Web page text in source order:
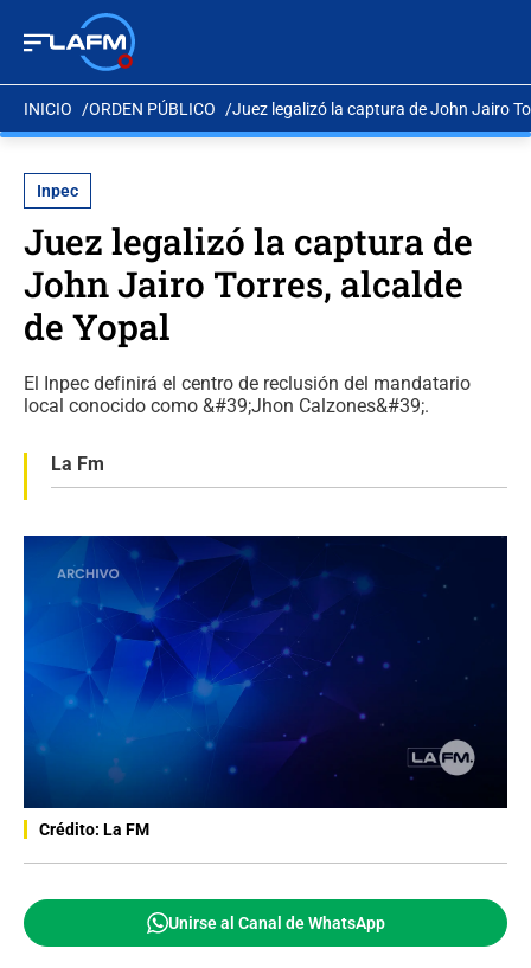
INICIO ORDEN PÚBLICO Juez legalizó la captura de John Jairo
Inpec
Juez legalizó la captura de
John Jairo Torres, alcalde
de Yopal
El Inpec definirá el centro de reclusión del mandatario
local conocido como &#39;Jhon Calzones&#39;.
La Fm
Crédito: La FM
Unirse al Canal de WhatsApp